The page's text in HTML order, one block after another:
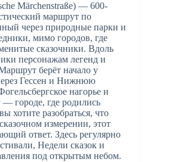
Märchenstraße) — 600-
маршрут по
через природные парки и
мимо городов, где
сказочники. Вдоль
персонажам легенд и
берёт начало у
Гессен и Нижнюю
нагорье и
— городе, где родились
хотите разобраться, что
измерении, этот
ответ. Здесь регулярно
Недели сказок и
под открытым небом.